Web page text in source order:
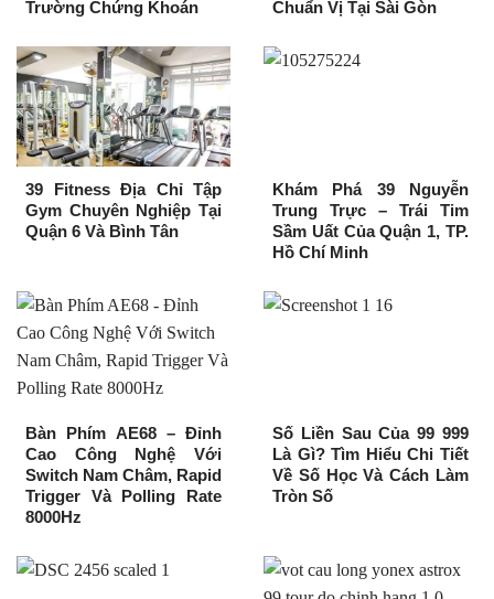
Trường Chứng Khoán
Chuẩn Vị Tại Sài Gòn
39 Fitness Địa Chỉ Tập
Gym Chuyên Nghiệp Tại
Quận 6 Và Bình Tân
Khám Phá 39 Nguyễn
Trung Trực – Trái Tim
Sầm Uất Của Quận 1, TP.
Hồ Chí Minh
Bàn Phím AE68 – Đỉnh
Cao Công Nghệ Với
Switch Nam Châm, Rapid
Trigger Và Polling Rate
8000Hz
Số Liền Sau Của 99 999
Là Gì? Tìm Hiểu Chi Tiết
Về Số Học Và Cách Làm
Tròn Số